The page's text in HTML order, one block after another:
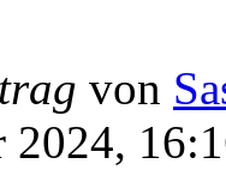
von
2024,